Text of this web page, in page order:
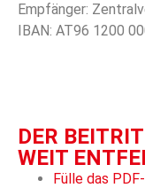
Empfänger:
IBAN: AT96 1200
DER
WEIT
Fülle das